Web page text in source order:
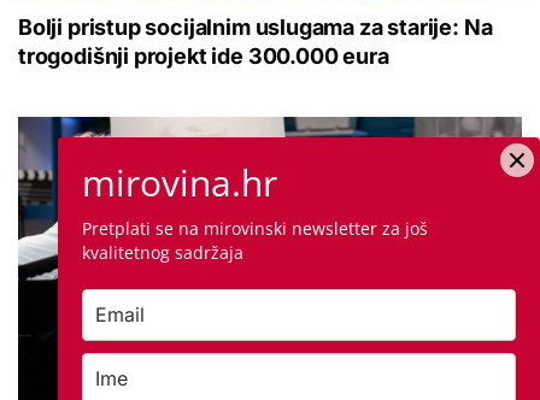
Bolji pristup socijalnim uslugama za starije: Na
trogodišnji projekt ide 300.000 eura
mirovina.hr
Pretplati se na mirovinski newsletter za još
kvalitetnog sadržaja